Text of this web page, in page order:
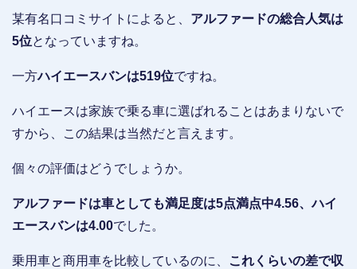
某有名口コミサイトによると、 アルファードの総合人気は
5位となっていますね。
一方ハイエースバンは519位ですね。
ハイエースは家族で乗る車に選ばれることはあまりないで
すから、この結果は当然だと言えます。
個々の評価はどうでしょうか。
アルファードは車としても満足度は5点満点中4.56、ハイ
エースバンは4.00でした。
乗用車と商用車を比較しているのに、
これくらいの差で収